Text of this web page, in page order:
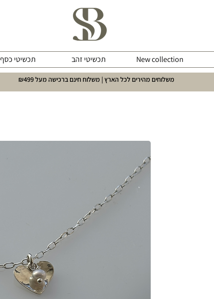
New collection תכשיטי זהב תכשיטי כסף
משלוחים מהירים לכל הארץ | משלוח חינם ברכישה מעל ₪499